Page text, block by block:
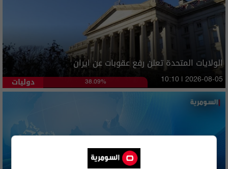
الولايات المتحدة تعلن رفع عقوبات عن ايران
دوليات 38.09% 10:10 | 2026-08-05